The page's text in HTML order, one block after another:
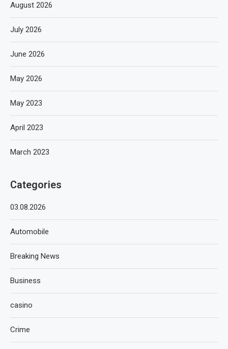
August 2026
July 2026
June 2026
May 2026
May 2023
April 2023
March 2023
Categories
03.08.2026
Automobile
Breaking News
Business
casino
Crime